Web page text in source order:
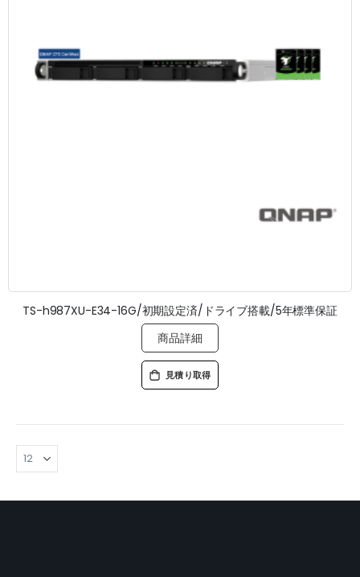
TS-h987XU-E34-16G/初期設定済/ドライブ搭載/5年標準保証
商品詳細
見積り取得